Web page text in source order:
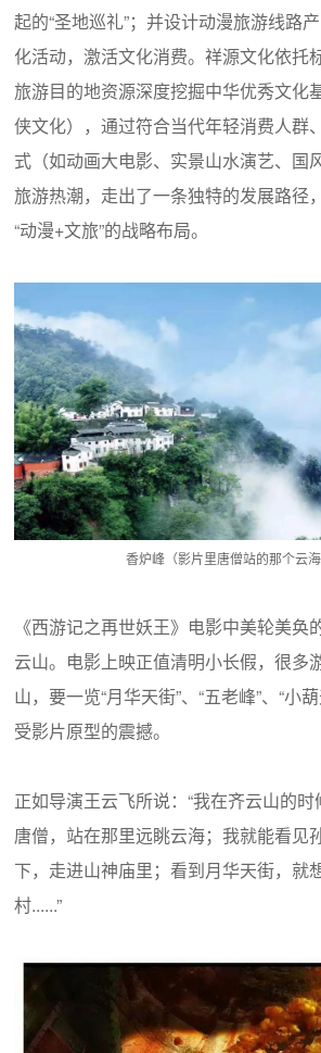
起的“圣地巡礼”；并设计动漫旅游线路
化活动，激活文化消费。祥源文化依托
旅游目的地资源深度挖掘中华优秀文化
侠文化），通过符合当代年轻消费人群
式（如动画大电影、实景山水演艺、国
旅游热潮，走出了一条独特的发展路径
“动漫+文旅”的战略布局。
香炉峰（影片里唐僧站的那个云海
《西游记之再世妖王》电影中美轮美奂
云山。电影上映正值清明小长假，很多
山，要一览“月华天街”、“五老峰”、“小
受影片原型的震撼。
正如导演王云飞所说：“我在齐云山的
唐僧，站在那里远眺云海；我就能看见
下，走进山神庙里；看到月华天街，就
村......”